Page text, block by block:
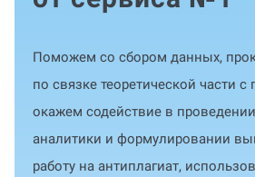
Поможем со сбором данных,
по связке теоретической части с
окажем содействие в
аналитики и формулировании
работу на антиплагиат,